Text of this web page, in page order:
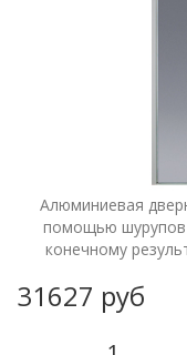
Алюминиевая
помощью шурупов
конечному
31627 руб